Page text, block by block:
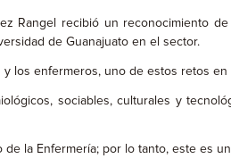
Rangel recibió un reconocimiento
de Guanajuato en el sector.
los enfermeros, uno de estos retos
sociables, culturales y
la Enfermería; por lo tanto, este es